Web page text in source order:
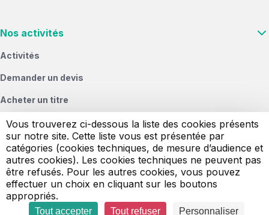
Nos activités
Activités
Demander un devis
Acheter un titre
Vous & nous
Signaler un objet perdu
Mentions légales
Conditions générales de vente
Conditions générales d'utilisation
Politique de confidentialité
Gérer mes cookies
Vous trouverez ci-dessous la liste des cookies présents
sur notre site. Cette liste vous est présentée par
catégories (cookies techniques, de mesure d’audience et
autres cookies). Les cookies techniques ne peuvent pas
être refusés. Pour les autres cookies, vous pouvez
effectuer un choix en cliquant sur les boutons
appropriés.
Tout accepter Tout refuser Personnaliser